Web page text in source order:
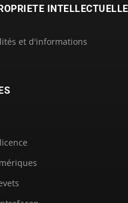
INTELLECTUELLE
et d'informations